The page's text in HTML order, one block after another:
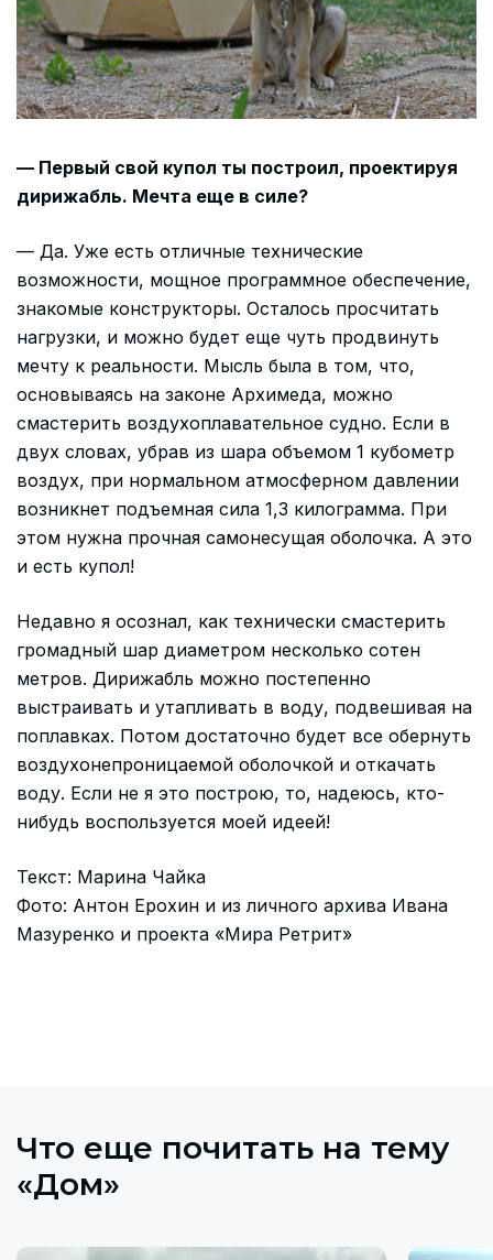
— Первый свой купол ты построил, проектируя
дирижабль. Мечта еще в силе?
— Да. Уже есть отличные технические
возможности, мощное программное обеспечение,
знакомые конструкторы. Осталось просчитать
нагрузки, и можно будет еще чуть продвинуть
мечту к реальности. Мысль была в том, что,
основываясь на законе Архимеда, можно
смастерить воздухоплавательное судно. Если в
двух словах, убрав из шара объемом 1 кубометр
воздух, при нормальном атмосферном давлении
возникнет подъемная сила 1,3 килограмма. При
этом нужна прочная самонесущая оболочка. А это
и есть купол!
Недавно я осознал, как технически смастерить
громадный шар диаметром несколько сотен
метров. Дирижабль можно постепенно
выстраивать и утапливать в воду, подвешивая на
поплавках. Потом достаточно будет все обернуть
воздухонепроницаемой оболочкой и откачать
воду. Если не я это построю, то, надеюсь, кто-
нибудь воспользуется моей идеей!
Текст: Марина Чайка
Фото: Антон Ерохин и из личного архива Ивана
Мазуренко и проекта «Мира Ретрит»
Что еще почитать на тему
«Дом»